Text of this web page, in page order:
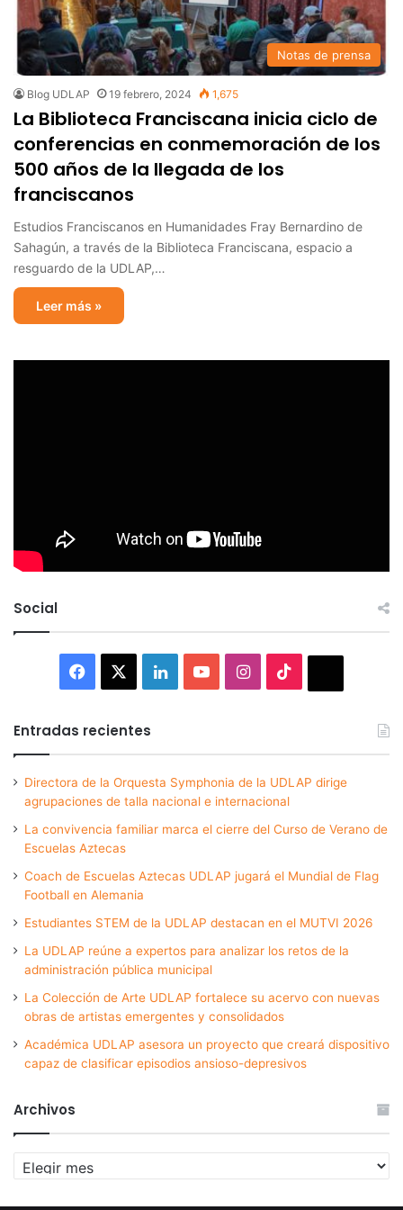
Notas de prensa
Blog UDLAP 19 febrero, 2024 1,675
La Biblioteca Franciscana inicia ciclo de
conferencias en conmemoración de los
500 años de la llegada de los
franciscanos
Estudios Franciscanos en Humanidades Fray Bernardino de
Sahagún, a través de la Biblioteca Franciscana, espacio a
resguardo de la UDLAP,…
Leer más »
Social
Facebook LinkedInYouTubeInstagram
Entradas recientes
Directora de la Orquesta Symphonia de la UDLAP dirige
agrupaciones de talla nacional e internacional
La convivencia familiar marca el cierre del Curso de Verano de
Escuelas Aztecas
Coach de Escuelas Aztecas UDLAP jugará el Mundial de Flag
Football en Alemania
Estudiantes STEM de la UDLAP destacan en el MUTVI 2026
La UDLAP reúne a expertos para analizar los retos de la
administración pública municipal
La Colección de Arte UDLAP fortalece su acervo con nuevas
obras de artistas emergentes y consolidados
Académica UDLAP asesora un proyecto que creará dispositivo
capaz de clasificar episodios ansioso-depresivos
Archivos
Archivos